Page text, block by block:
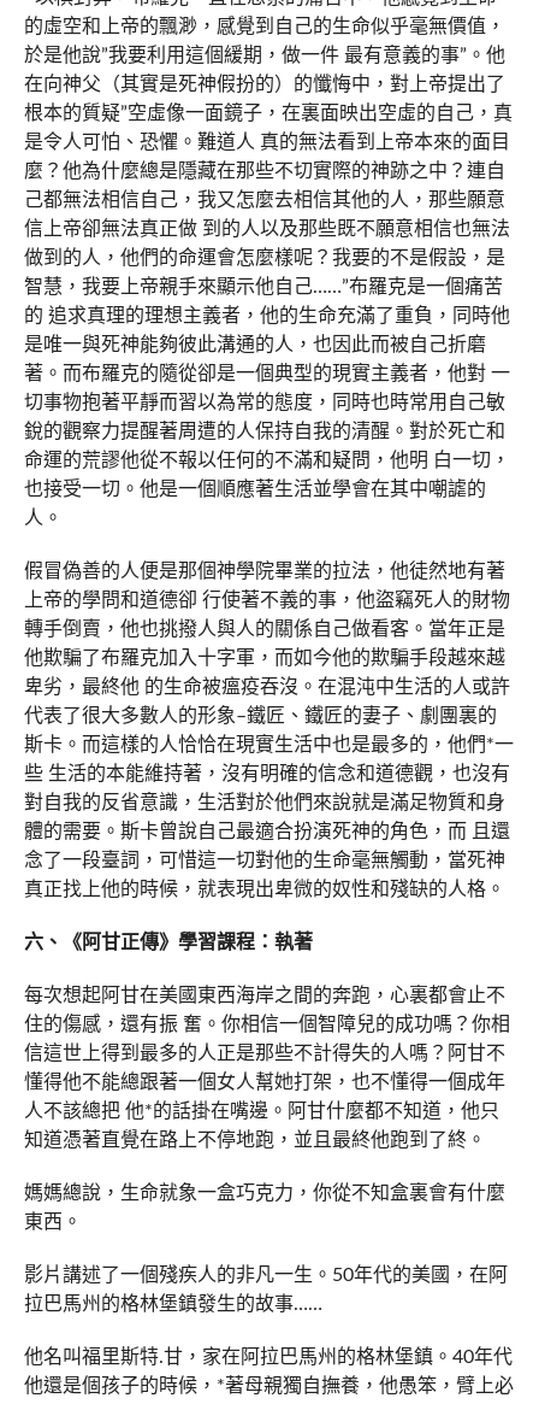
的虛空和上帝的飄渺，感覺到自己的生命似乎毫無價值，
於是他說”我要利用這個緩期，做一件 最有意義的事”。他
在向神父（其實是死神假扮的）的懺悔中，對上帝提出了
根本的質疑”空虛像一面鏡子，在裏面映出空虛的自己，真
是令人可怕、恐懼。難道人 真的無法看到上帝本來的面目
麼？他為什麼總是隱藏在那些不切實際的神跡之中？連自
己都無法相信自己，我又怎麼去相信其他的人，那些願意
信上帝卻無法真正做 到的人以及那些既不願意相信也無法
做到的人，他們的命運會怎麼樣呢？我要的不是假設，是
智慧，我要上帝親手來顯示他自己……”布羅克是一個痛苦
的 追求真理的理想主義者，他的生命充滿了重負，同時他
是唯一與死神能夠彼此溝通的人，也因此而被自己折磨
著。而布羅克的隨從卻是一個典型的現實主義者，他對 一
切事物抱著平靜而習以為常的態度，同時也時常用自己敏
銳的觀察力提醒著周遭的人保持自我的清醒。對於死亡和
命運的荒謬他從不報以任何的不滿和疑問，他明 白一切，
也接受一切。他是一個順應著生活並學會在其中嘲謔的
人。
假冒偽善的人便是那個神學院畢業的拉法，他徒然地有著
上帝的學問和道德卻 行使著不義的事，他盜竊死人的財物
轉手倒賣，他也挑撥人與人的關係自己做看客。當年正是
他欺騙了布羅克加入十字軍，而如今他的欺騙手段越來越
卑劣，最終他 的生命被瘟疫吞沒。在混沌中生活的人或許
代表了很大多數人的形象–鐵匠、鐵匠的妻子、劇團裏的
斯卡。而這樣的人恰恰在現實生活中也是最多的，他們*一
些 生活的本能維持著，沒有明確的信念和道德觀，也沒有
對自我的反省意識，生活對於他們來說就是滿足物質和身
體的需要。斯卡曾說自己最適合扮演死神的角色，而 且還
念了一段臺詞，可惜這一切對他的生命毫無觸動，當死神
真正找上他的時候，就表現出卑微的奴性和殘缺的人格。
六、《阿甘正傳》學習課程：執著
每次想起阿甘在美國東西海岸之間的奔跑，心裏都會止不
住的傷感，還有振 奮。你相信一個智障兒的成功嗎？你相
信這世上得到最多的人正是那些不計得失的人嗎？阿甘不
懂得他不能總跟著一個女人幫她打架，也不懂得一個成年
人不該總把 他*的話掛在嘴邊。阿甘什麼都不知道，他只
知道憑著直覺在路上不停地跑，並且最終他跑到了終。
媽媽總說，生命就象一盒巧克力，你從不知盒裏會有什麼
東西。
影片講述了一個殘疾人的非凡一生。50年代的美國，在阿
拉巴馬州的格林堡鎮發生的故事……
他名叫福里斯特.甘，家在阿拉巴馬州的格林堡鎮。40年代
他還是個孩子的時候，*著母親獨自撫養，他愚笨，臂上必